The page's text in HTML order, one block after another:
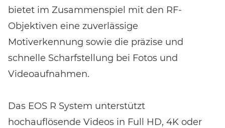
bietet im Zusammenspiel mit den RF-
Objektiven eine zuverlässige
Motiverkennung sowie die präzise und
schnelle Scharfstellung bei Fotos und
Videoaufnahmen.
Das EOS R System unterstützt
hochauflösende Videos in Full HD, 4K oder